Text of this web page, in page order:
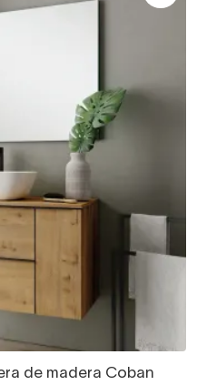
de madera Coban